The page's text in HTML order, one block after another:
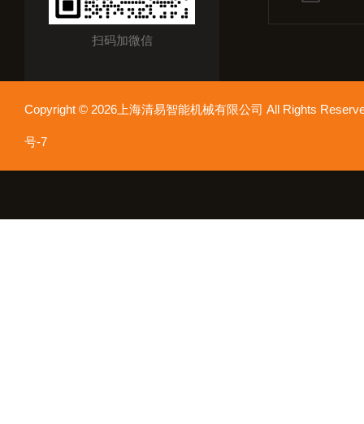
扫码加微信
Copyright © 2026上海清易智能机械有限公司 All Rights
号-7